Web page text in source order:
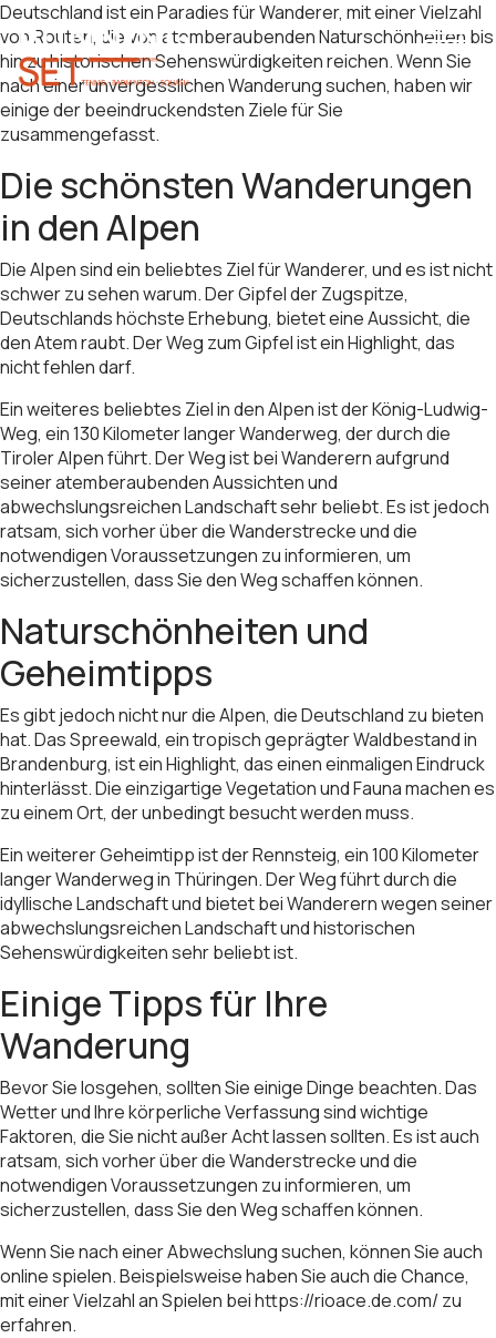
Deutschland ist ein Paradies für Wanderer, mit einer Vielzahl
von Routen, die von atemberaubenden Naturschönheiten bis
hin zu historischen Sehenswürdigkeiten reichen. Wenn Sie
nach einer unvergesslichen Wanderung suchen, haben wir
einige der beeindruckendsten Ziele für Sie
zusammengefasst.
Die schönsten Wanderungen
in den Alpen
Die Alpen sind ein beliebtes Ziel für Wanderer, und es ist nicht
schwer zu sehen warum. Der Gipfel der Zugspitze,
Deutschlands höchste Erhebung, bietet eine Aussicht, die
den Atem raubt. Der Weg zum Gipfel ist ein Highlight, das
nicht fehlen darf.
Ein weiteres beliebtes Ziel in den Alpen ist der König-Ludwig-
Weg, ein 130 Kilometer langer Wanderweg, der durch die
Tiroler Alpen führt. Der Weg ist bei Wanderern aufgrund
seiner atemberaubenden Aussichten und
abwechslungsreichen Landschaft sehr beliebt. Es ist jedoch
ratsam, sich vorher über die Wanderstrecke und die
notwendigen Voraussetzungen zu informieren, um
sicherzustellen, dass Sie den Weg schaffen können.
Naturschönheiten und
Geheimtipps
Es gibt jedoch nicht nur die Alpen, die Deutschland zu bieten
hat. Das Spreewald, ein tropisch geprägter Waldbestand in
Brandenburg, ist ein Highlight, das einen einmaligen Eindruck
hinterlässt. Die einzigartige Vegetation und Fauna machen es
zu einem Ort, der unbedingt besucht werden muss.
Ein weiterer Geheimtipp ist der Rennsteig, ein 100 Kilometer
langer Wanderweg in Thüringen. Der Weg führt durch die
idyllische Landschaft und bietet bei Wanderern wegen seiner
abwechslungsreichen Landschaft und historischen
Sehenswürdigkeiten sehr beliebt ist.
Einige Tipps für Ihre
Wanderung
Bevor Sie losgehen, sollten Sie einige Dinge beachten. Das
Wetter und Ihre körperliche Verfassung sind wichtige
Faktoren, die Sie nicht außer Acht lassen sollten. Es ist auch
ratsam, sich vorher über die Wanderstrecke und die
notwendigen Voraussetzungen zu informieren, um
sicherzustellen, dass Sie den Weg schaffen können.
Wenn Sie nach einer Abwechslung suchen, können Sie auch
online spielen. Beispielsweise haben Sie auch die Chance,
mit einer Vielzahl an Spielen beihttps://rioace.de.com/ zu
erfahren.